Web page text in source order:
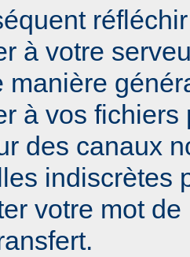
à votre
manière
à vos fichiers
des canaux
indiscrètes
votre mot